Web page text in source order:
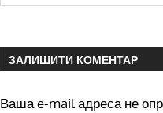
ЗАЛИШИТИ КОМЕНТАР
Ваша e-mail адреса не